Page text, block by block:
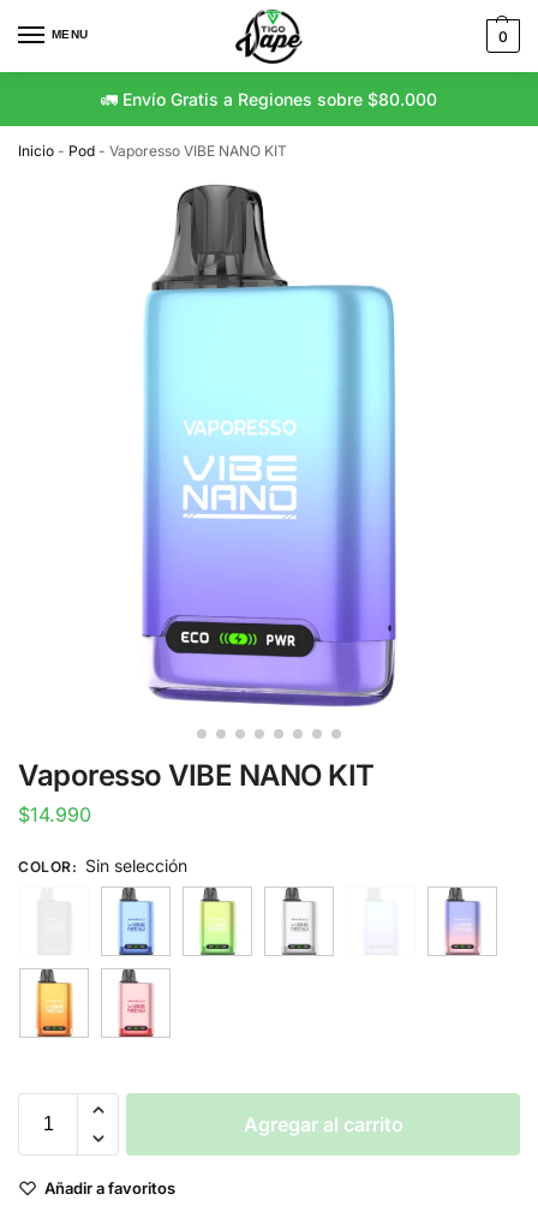
MENU 0
🚛 Envío Gratis a Regiones sobre $80.000
Inicio - Pod - Vaporesso VIBE NANO KIT
Vaporesso VIBE NANO KIT
$14.990
COLOR: Sin selección
Agregar al carrito
Añadir a favoritos